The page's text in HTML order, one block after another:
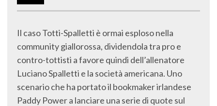
Il caso Totti-Spalletti è ormai esploso nella
community giallorossa, dividendola tra pro e
contro-tottisti a favore quindi dell’allenatore
Luciano Spalletti e la società americana. Uno
scenario che ha portato il bookmaker irlandese
Paddy Power a lanciare una serie di quote sul